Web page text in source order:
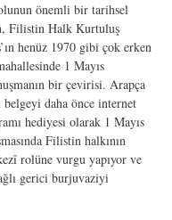
önemli bir tarihsel
Filistin Halk Kurtuluş
henüz 1970 gibi çok erken
1 Mayıs
bir çevirisi. Arapça
belgeyi daha önce internet
hediyesi olarak 1 Mayıs
Filistin halkının
rolüne vurgu yapıyor ve
gerici burjuvaziyi